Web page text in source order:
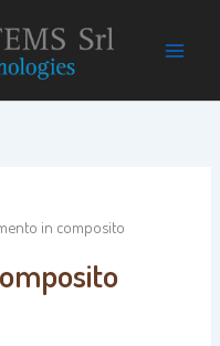
in composito